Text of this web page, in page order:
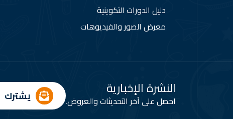
دليل الدورات التكوينية
معرض الصور والفيديوهات
النشرة الإخبارية
احصل على آخر التحديثات والعروض.
يشترك